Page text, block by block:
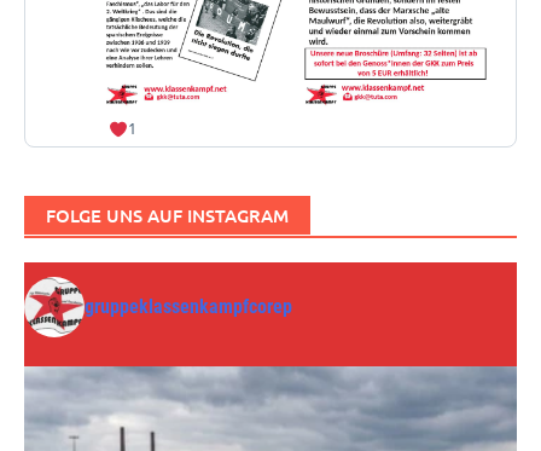
1
FOLGE UNS AUF INSTAGRAM
gruppeklassenkampfcorep